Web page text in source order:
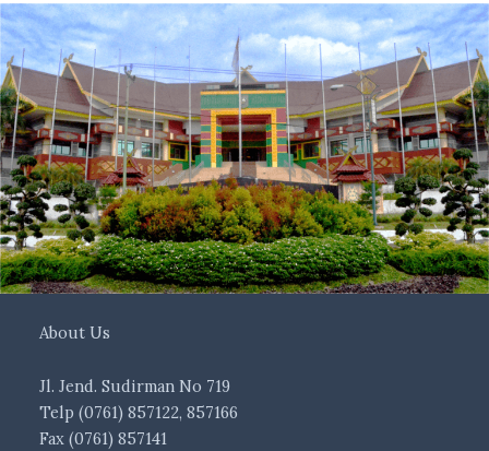
About Us
Jl. Jend. Sudirman No 719
Telp (0761) 857122, 857166
Fax (0761) 857141